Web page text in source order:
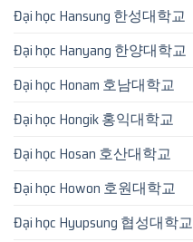
Đại học Hansung 한성대학교
Đại học Hanyang 한양대학교
Đại học Honam 호남대학교
Đại học Hongik 홍익대학교
Đại học Hosan 호산대학교
Đại học Howon 호원대학교
Đại học Hyupsung 협성대학교